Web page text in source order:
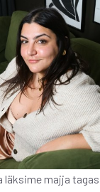
läksime majja